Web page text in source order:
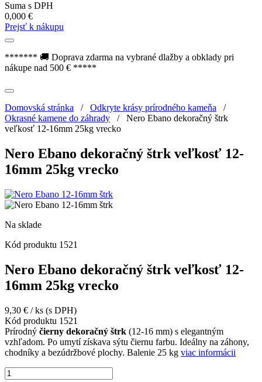
Suma s DPH
0,000 €
Prejsť k nákupu
******* 🚚 Doprava zdarma na vybrané dlažby a obklady pri
nákupe nad 500 € *****
Domovská stránka / Odkryte krásy prírodného kameňa /
Okrasné kamene do záhrady / Nero Ebano dekoračný štrk
veľkosť 12-16mm 25kg vrecko
Nero Ebano dekoračný štrk veľkosť 12-
16mm 25kg vrecko
Na sklade
Kód produktu 1521
Nero Ebano dekoračný štrk veľkosť 12-
16mm 25kg vrecko
9,30 € / ks (s DPH)
Kód produktu 1521
Prírodný čierny dekoračný štrk (12-16 mm) s elegantným
vzhľadom. Po umytí získava sýtu čiernu farbu. Ideálny na záhony,
chodníky a bezúdržbové plochy. Balenie 25 kg viac informácii
množstvo